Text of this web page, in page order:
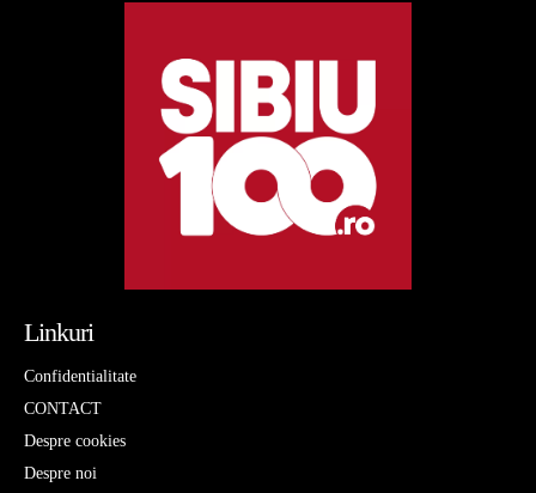
Linkuri
Confidentialitate
CONTACT
Despre cookies
Despre noi